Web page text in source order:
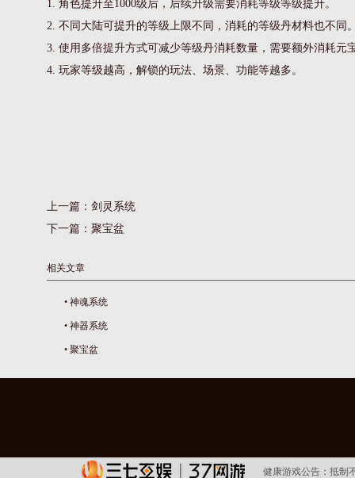
1. 角色提升至1000级后，后续升级需要消耗等级等级提升。
2. 不同大陆可提升的等级上限不同，消耗的等级丹材料也不同
3. 使用多倍提升方式可减少等级丹消耗数量，需要额外消耗元
4. 玩家等级越高，解锁的玩法、场景、功能等越多。
上一篇： 剑灵系统
下一篇： 聚宝盆
相关文章
• 神魂系统
• 神器系统
• 聚宝盆
健康游戏公告： 抵制